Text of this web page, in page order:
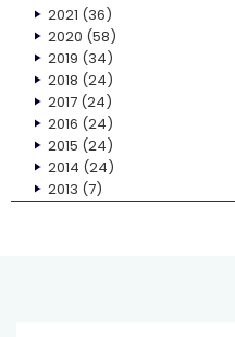
2021 (36)
2020 (58)
2019 (34)
2018 (24)
2017(24)
2016 (24)
2015 (24)
2014 (24)
2013 (7)